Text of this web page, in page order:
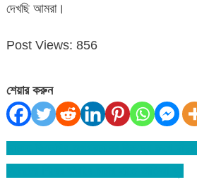
দেখছি আমরা।
Post Views: 856
শেয়ার করুন
Post